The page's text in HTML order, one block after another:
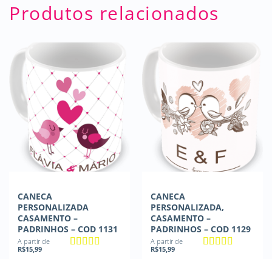
Produtos relacionados
CANECA
PERSONALIZADA
CASAMENTO –
PADRINHOS – COD 1131
A partir de
R$15,99
CANECA
PERSONALIZADA,
CASAMENTO –
PADRINHOS – COD 1129
A partir de
R$15,99